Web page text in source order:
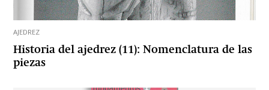
AJEDREZ
Historia del ajedrez (11): Nomenclatura de las
piezas